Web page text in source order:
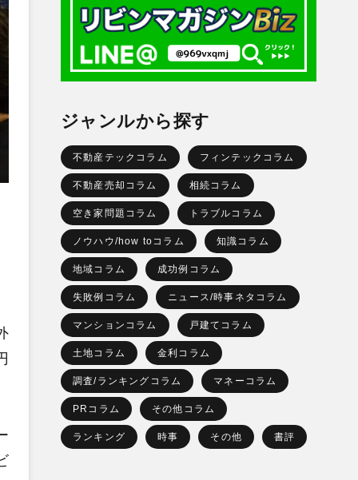
ジャンルから探す
不動産テックコラム フィンテックコラム
不動産売却コラム 相続コラム
空き家問題コラム トラブルコラム
ノウハウ/how toコラム 知識コラム
地域コラム 成功例コラム
失敗例コラム ニュース/時事ネタコラム
マンションコラム 戸建てコラム
土地コラム 金利コラム
調査/ランキングコラム マネーコラム
PRコラム その他コラム
ランキング 時事 その他 書評